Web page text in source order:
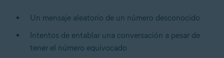
Un mensaje aleatorio de un número desconocido
Intentos de entablar una conversación a pesar de
tener el número equivocado